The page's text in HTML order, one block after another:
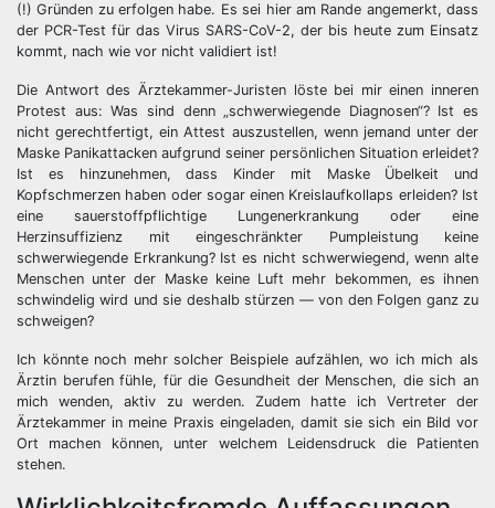
(!) Gründen zu erfolgen habe. Es sei hier am Rande angemerkt, dass
der PCR-Test für das Virus SARS-CoV-2, der bis heute zum Einsatz
kommt, nach wie vor nicht validiert ist!
Die Antwort des Ärztekammer-Juristen löste bei mir einen inneren
Protest aus: Was sind denn „schwerwiegende Diagnosen“? Ist es
nicht gerechtfertigt, ein Attest auszustellen, wenn jemand unter der
Maske Panikattacken aufgrund seiner persönlichen Situation erleidet?
Ist es hinzunehmen, dass Kinder mit Maske Übelkeit und
Kopfschmerzen haben oder sogar einen Kreislaufkollaps erleiden? Ist
eine sauerstoffpflichtige Lungenerkrankung oder eine
Herzinsuffizienz mit eingeschränkter Pumpleistung keine
schwerwiegende Erkrankung? Ist es nicht schwerwiegend, wenn alte
Menschen unter der Maske keine Luft mehr bekommen, es ihnen
schwindelig wird und sie deshalb stürzen — von den Folgen ganz zu
schweigen?
Ich könnte noch mehr solcher Beispiele aufzählen, wo ich mich als
Ärztin berufen fühle, für die Gesundheit der Menschen, die sich an
mich wenden, aktiv zu werden. Zudem hatte ich Vertreter der
Ärztekammer in meine Praxis eingeladen, damit sie sich ein Bild vor
Ort machen können, unter welchem Leidensdruck die Patienten
stehen.